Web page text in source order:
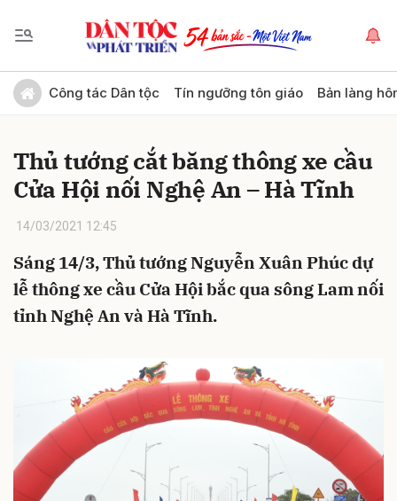
Công tác Dân tộc Tín ngưỡng tôn giáo Bản làng
Thủ tướng cắt băng thông xe cầu
Cửa Hội nối Nghệ An – Hà Tĩnh
14/03/2021 12:45
Sáng 14/3, Thủ tướng Nguyễn Xuân Phúc dự
lễ thông xe cầu Cửa Hội bắc qua sông Lam nối
tỉnh Nghệ An và Hà Tĩnh.
Gửi bình luận
Hủy Gửi